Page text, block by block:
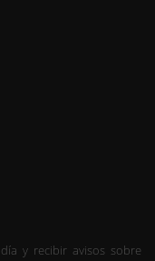
y recibir avisos sobre